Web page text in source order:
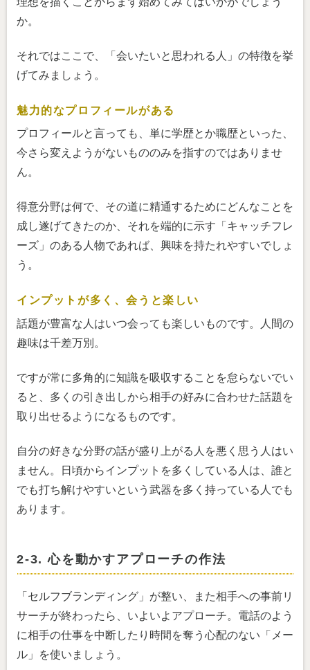
か。
それではここで、「会いたいと思われる人」の特徴を挙
げてみましょう。
魅力的なプロフィールがある
プロフィールと言っても、単に学歴とか職歴といった、
今さら変えようがないもののみを指すのではありませ
ん。
得意分野は何で、その道に精通するためにどんなことを
成し遂げてきたのか、それを端的に示す「キャッチフレ
ーズ」のある人物であれば、興味を持たれやすいでしょ
う。
インプットが多く、会うと楽しい
話題が豊富な人はいつ会っても楽しいものです。人間の
趣味は千差万別。
ですが常に多角的に知識を吸収することを怠らないでい
ると、多くの引き出しから相手の好みに合わせた話題を
取り出せるようになるものです。
自分の好きな分野の話が盛り上がる人を悪く思う人はい
ません。日頃からインプットを多くしている人は、誰と
でも打ち解けやすいという武器を多く持っている人でも
あります。
2-3. 心を動かすアプローチの作法
「セルフブランディング」が整い、また相手への事前リ
サーチが終わったら、いよいよアプローチ。電話のよう
に相手の仕事を中断したり時間を奪う心配のない「メー
ル」を使いましょう。